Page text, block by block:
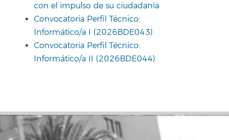
con el impulso de su ciudadanía
Convocatoria Perfil Técnico:
Informático/a I (2026BDE043)
Convocatoria Perfil Técnico:
Informático/a II (2026BDE044)